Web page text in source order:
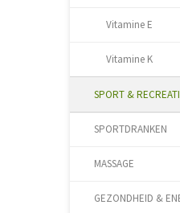
Vitamine E
Vitamine K
SPORT &
SPORTDRANKEN
MASSAGE
GEZONDHEID &